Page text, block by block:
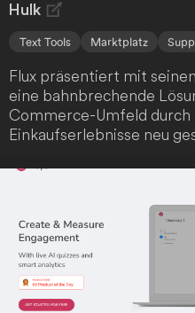
Hulk
Text Tools Marktplatz
Flux präsentiert mit
eine bahnbrechende
Commerce-Umfeld
Einkaufserlebnisse neu
Kundenbewertungen zu
identifizieren. Lass dich
Funktionen begeistern.